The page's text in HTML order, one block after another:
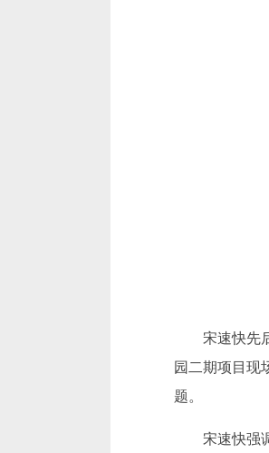
宋速快先
园二期项目现
题。
宋速快强